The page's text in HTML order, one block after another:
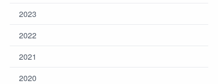
2023
2022
2021
2020